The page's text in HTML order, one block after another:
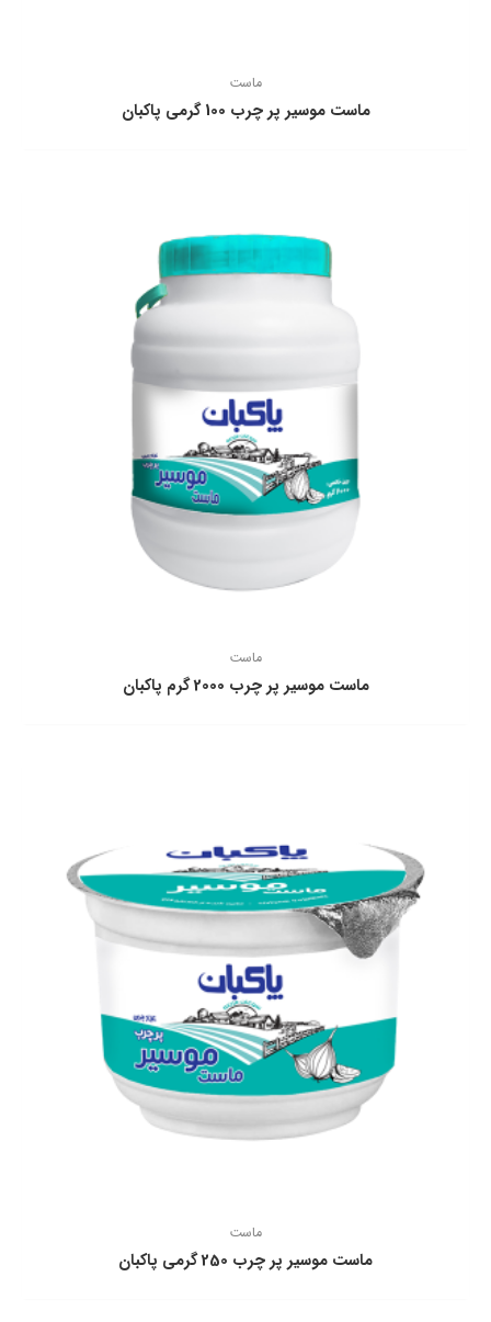
ماست
ماست موسير پر چرب 100 گرمی پاكبان
ماست
ماست موسير پر چرب 2000 گرم پاكبان
ماست
ماست موسير پر چرب 250 گرمی پاكبان